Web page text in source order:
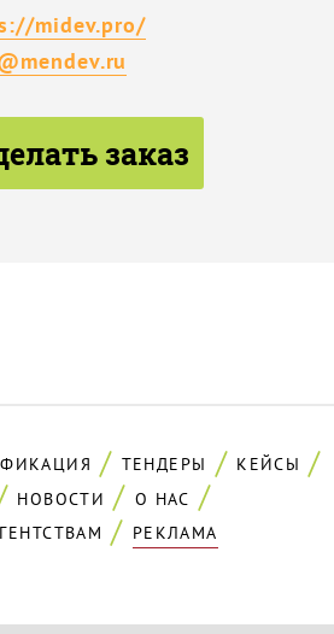
midev.pro/
заказ
ТЕНДЕРЫ
КЕЙСЫ
НОВОСТИ
О НАС
РЕКЛАМА